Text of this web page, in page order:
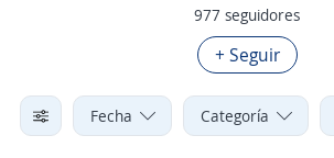
977 seguidores
+ Seguir
Fecha Categoría